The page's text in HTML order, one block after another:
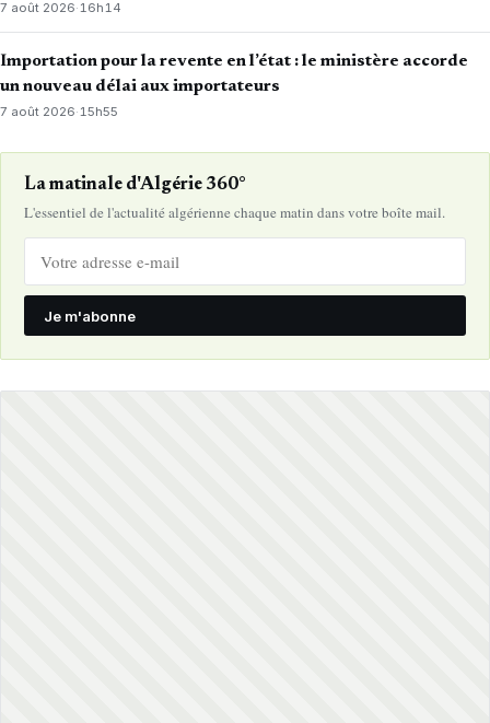
7 août 2026·16h14
Importation pour la revente en l’état : le ministère accorde
un nouveau délai aux importateurs
7 août 2026· 15h55
La matinale d'Algérie 360°
L'essentiel de l'actualité algérienne chaque matin dans votre boîte mail.
Je m'abonne